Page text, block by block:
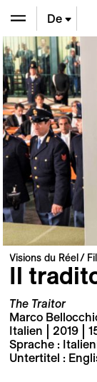
En
De
Fr
Visions du Réel
Il
The Traitor
Marco
Italien | 2019 |
Sprache :
Untertitel :